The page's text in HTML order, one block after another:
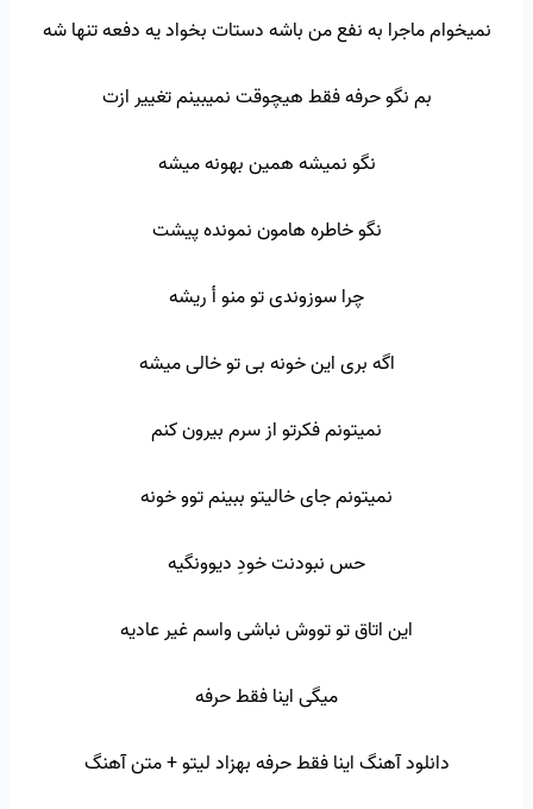
نمیخوام ماجرا به نفع من باشه دستات بخواد یه دفعه تنها شه
بم نگو حرفه فقط هیچوقت نمیبینم تغییر ازت
نگو نمیشه همین بهونه میشه
نگو خاطره هامون نمونده پیشت
چرا سوزوندی تو منو أ ریشه
اگه بری این خونه بی تو خالی میشه
نمیتونم فکرتو از سرم بیرون کنم
نمیتونم جای خالیتو ببینم توو خونه
حس نبودنت خودِ دیوونگیه
این اتاق تو تووش نباشی واسم غیر عادیه
میگی اینا فقط حرفه
دانلود آهنگ اینا فقط حرفه بهزاد لیتو + متن آهنگ